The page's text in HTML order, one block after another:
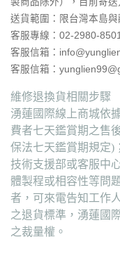
送貨範圍： 限台灣本島與
客服專線：02-2980-8501
客服信箱：
客服信箱：
維修退換貨相關步驟
湧蓮國際線上商城依
費者七天鑑賞期之售
保法七天鑑賞期規定)
技術支援部或客服中
體製程或相容性等問
者，可來電告知工作
之退貨標準，湧蓮國
之裁量權。